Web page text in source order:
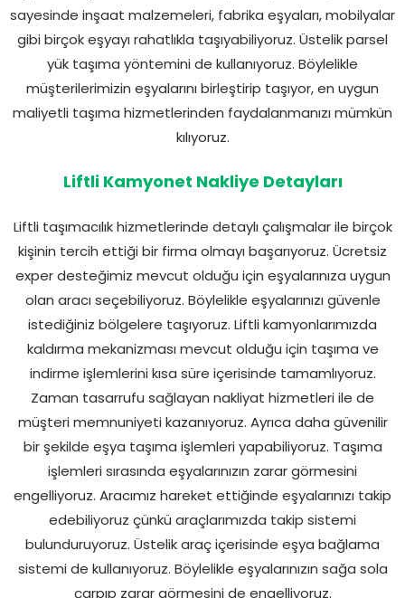
sayesinde inşaat malzemeleri, fabrika eşyaları, mobilyalar
gibi birçok eşyayı rahatlıkla taşıyabiliyoruz. Üstelik parsel
yük taşıma yöntemini de kullanıyoruz. Böylelikle
müşterilerimizin eşyalarını birleştirip taşıyor, en uygun
maliyetli taşıma hizmetlerinden faydalanmanızı mümkün
kılıyoruz.
Liftli Kamyonet Nakliye Detayları
Liftli taşımacılık hizmetlerinde detaylı çalışmalar ile birçok
kişinin tercih ettiği bir firma olmayı başarıyoruz. Ücretsiz
exper desteğimiz mevcut olduğu için eşyalarınıza uygun
olan aracı seçebiliyoruz. Böylelikle eşyalarınızı güvenle
istediğiniz bölgelere taşıyoruz. Liftli kamyonlarımızda
kaldırma mekanizması mevcut olduğu için taşıma ve
indirme işlemlerini kısa süre içerisinde tamamlıyoruz.
Zaman tasarrufu sağlayan nakliyat hizmetleri ile de
müşteri memnuniyeti kazanıyoruz. Ayrıca daha güvenilir
bir şekilde eşya taşıma işlemleri yapabiliyoruz. Taşıma
işlemleri sırasında eşyalarınızın zarar görmesini
engelliyoruz. Aracımız hareket ettiğinde eşyalarınızı takip
edebiliyoruz çünkü araçlarımızda takip sistemi
bulunduruyoruz. Üstelik araç içerisinde eşya bağlama
sistemi de kullanıyoruz. Böylelikle eşyalarınızın sağa sola
çarpıp zarar görmesini de engelliyoruz.